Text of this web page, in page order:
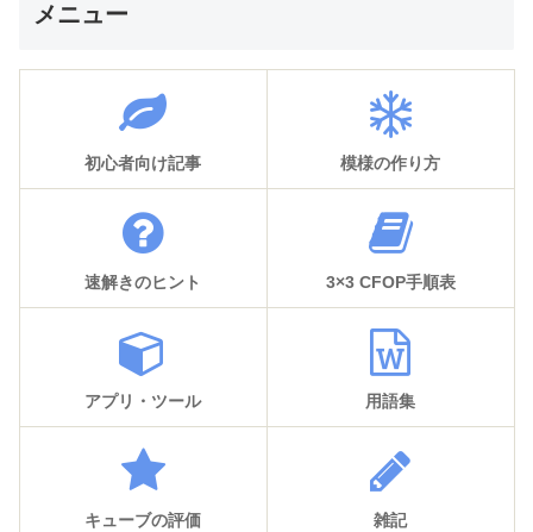
メニュー
初心者向け記事 模様の作り方
速解きのヒント 3×3 CFOP手順表
アプリ・ツール 用語集
キューブの評価 雑記